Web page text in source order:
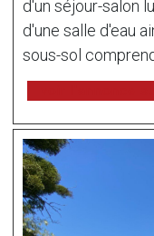
d'un séjour-salon
d'une salle d'eau
sous-sol comprend